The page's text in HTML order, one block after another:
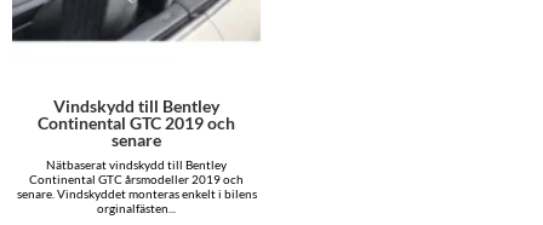
Vindskydd till Bentley
Continental GTC 2019 och
senare
Nätbaserat vindskydd till Bentley
Continental GTC årsmodeller 2019 och
senare. Vindskyddet monteras enkelt i bilens
orginalfästen...